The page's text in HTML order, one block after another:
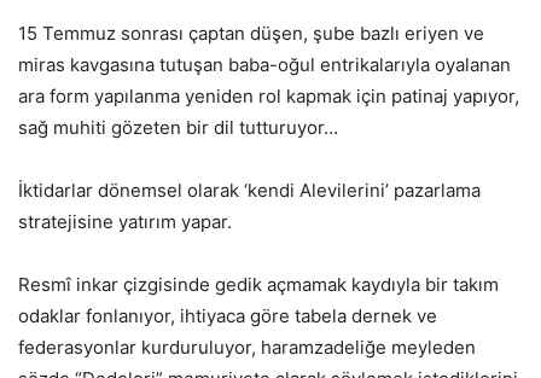
15 Temmuz sonrası çaptan düşen, şube bazlı eriyen ve
miras kavgasına tutuşan baba-oğul entrikalarıyla oyalanan
ara form yapılanma yeniden rol kapmak için patinaj yapıyor,
sağ muhiti gözeten bir dil tutturuyor…
İktidarlar dönemsel olarak ‘kendi Alevilerini’ pazarlama
stratejisine yatırım yapar.
Resmî inkar çizgisinde gedik açmamak kaydıyla bir takım
odaklar fonlanıyor, ihtiyaca göre tabela dernek ve
federasyonlar kurduruluyor, haramzadeliğe meyleden